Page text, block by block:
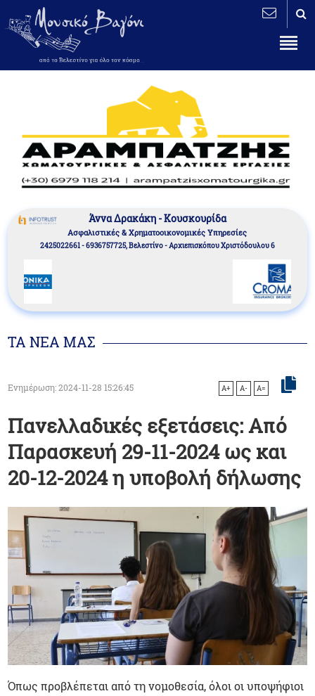
Άννα Δρακάκη - Κουσκουρίδα
Aσφαλιστικές & Χρηματοοικονομικές Υπηρεσίες
2425022661 - 6936757725, Βελεστίνο - Αρχιεπισκόπου Χριστόδουλου 6
ΤΑ ΝΕΑ ΜΑΣ
Ενημέρωση: 2024-11-28 15:26:45 A+ A- A=
Πανελλαδικές εξετάσεις: Aπό
Παρασκευή 29-11-2024 ως και
20-12-2024 η υποβολή δήλωσης
Όπως προβλέπεται από τη νομοθεσία, όλοι οι υποψήφιοι